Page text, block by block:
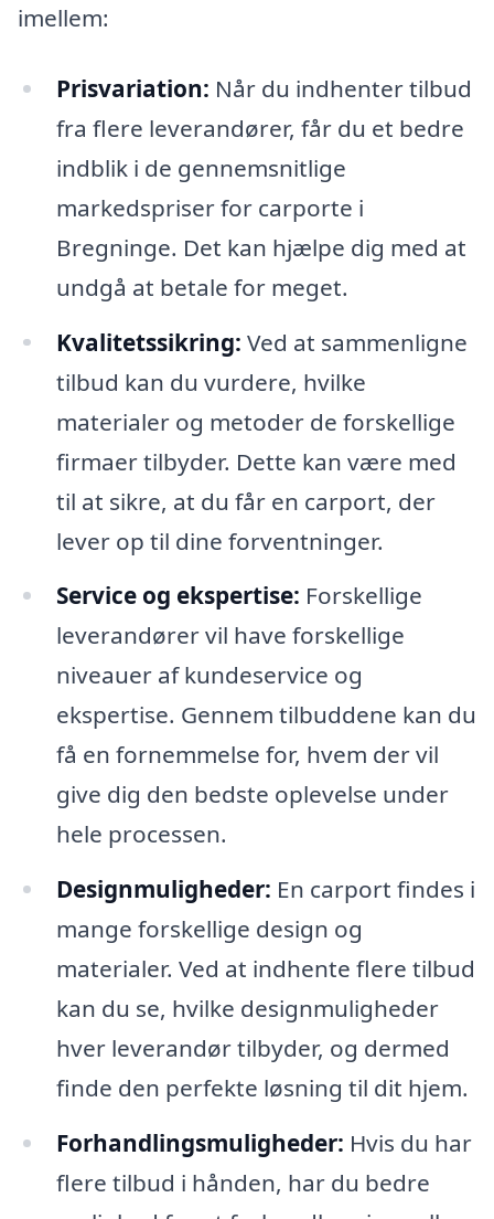
imellem:
Prisvariation: Når du indhenter tilbud
fra flere leverandører, får du et bedre
indblik i de gennemsnitlige
markedspriser for carporte i
Bregninge. Det kan hjælpe dig med at
undgå at betale for meget.
Kvalitetssikring: Ved at sammenligne
tilbud kan du vurdere, hvilke
materialer og metoder de forskellige
firmaer tilbyder. Dette kan være med
til at sikre, at du får en carport, der
lever op til dine forventninger.
Service og ekspertise: Forskellige
leverandører vil have forskellige
niveauer af kundeservice og
ekspertise. Gennem tilbuddene kan du
få en fornemmelse for, hvem der vil
give dig den bedste oplevelse under
hele processen.
Designmuligheder: En carport findes i
mange forskellige design og
materialer. Ved at indhente flere tilbud
kan du se, hvilke designmuligheder
hver leverandør tilbyder, og dermed
finde den perfekte løsning til dit hjem.
Forhandlingsmuligheder: Hvis du har
flere tilbud i hånden, har du bedre